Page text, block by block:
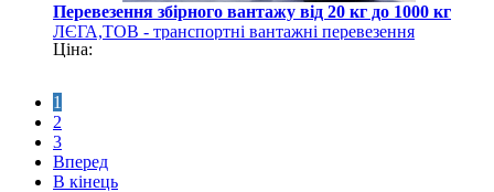
Перевезення збірного вантажу від 20 кг до 1000 кг
ЛЄГА,ТОВ - транспортні вантажні перевезення
Ціна:
1
2
3
Вперед
В кінець